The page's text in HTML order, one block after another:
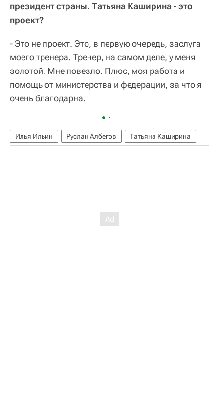
президент страны. Татьяна Каширина - это
проект?
- Это не проект. Это, в первую очередь, заслуга
моего тренера. Тренер, на самом деле, у меня
золотой. Мне повезло. Плюс, моя работа и
помощь от министерства и федерации, за что я
очень благодарна.
Илья Ильин Руслан Албегов Татьяна Каширина